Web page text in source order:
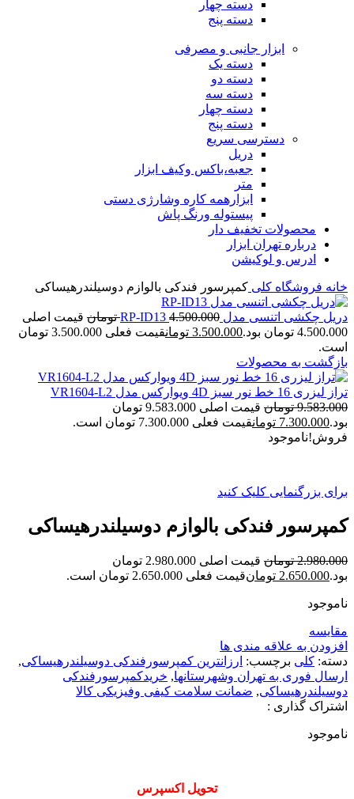
دسته چهار
دسته پنج
ابزار جانبی و مصرفی
دسته یک
دسته دو
دسته سه
دسته چهار
دسته پنج
دسترسی سریع
دریل
جعبه،باکس وکیف ابزار
متر
ابزارهمه کاره وشارژی دستی
پیستوله ورنگ پاش
محصولات تخفیف دار
درباره تهران ابزار
ادرس و لوکیشن
خانه فروشگاه کلی کمپرسور فندکی بالوازم دوسیلندرهیساکی
دریل چکشی اتنسی مدل RP-ID13 4.500.000 تومان قیمت اصلی
4.500.000 تومان بود.
3.500.000 تومان
قیمت فعلی 3.500.000 تومان
است.
بازگشت به محصولات
تراز لیزری 16 خط نور سبز 4D ویوارکس مدل VR1604-L2
9.583.000 تومان
قیمت اصلی 9.583.000 تومان
بود.7.300.000 تومانقیمت فعلی 7.300.000 تومان است.
فروش!ناموجود
برای بزرگنمایی کلیک کنید
کمپرسور فندکی بالوازم دوسیلندرهیساکی
2.980.000 تومان
قیمت اصلی 2.980.000 تومان
بود.2.650.000 تومانقیمت فعلی 2.650.000 تومان است.
ناموجود
مقایسه
افزودن به علاقه مندی ها
دسته: کلی برچسب: ارزانترین کمپرسورفندکی دوسیلندرهیساکی,
ارسال فوری به تهران وشهرستانها, خریدکمپرسورفندکی
دوسیلندرهیساکی, ضمانت سلامت کیفی وفیزیکی کالا
اشتراک گذاری :
ناموجود
تحویل اکسپرس